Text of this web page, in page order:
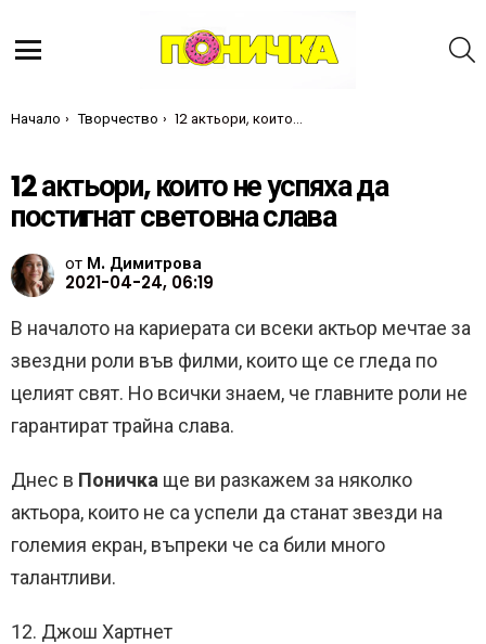
Ти си тук:
Начало Творчество 12 актьори, които не успяха да постигнат световна слава
12 актьори, които не успяха да
постигнат световна слава
от М. Димитрова
2021-04-24, 06:19
В началото на кариерата си всеки актьор мечтае за
звездни роли във филми, които ще се гледа по
целият свят. Но всички знаем, че главните роли не
гарантират трайна слава.
Днес в Поничка ще ви разкажем за няколко
актьора, които не са успели да станат звезди на
големия екран, въпреки че са били много
талантливи.
12. Джош Хартнет